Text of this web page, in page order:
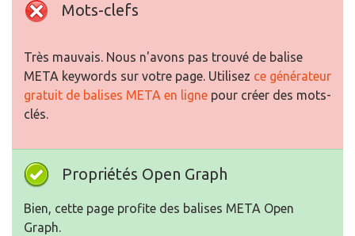
Mots-clefs
Très mauvais. Nous n'avons pas trouvé de balise
META keywords sur votre page. Utilisez ce générateur
gratuit de balises META en ligne pour créer des mots-
clés.
Propriétés Open Graph
Bien, cette page profite des balises META Open
Graph.